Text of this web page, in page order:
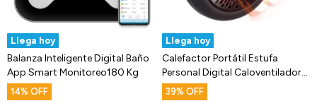
Llega hoy
Balanza Inteligente Digital Baño
App Smart Monitoreo180 Kg
14
Llega hoy
Calefactor Portátil Estufa
Personal Digital Caloventilador
Directo a Pared
39